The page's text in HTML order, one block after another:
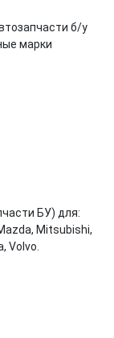
б/у
марки
БУ) для:
Mitsubishi,
Volvo.